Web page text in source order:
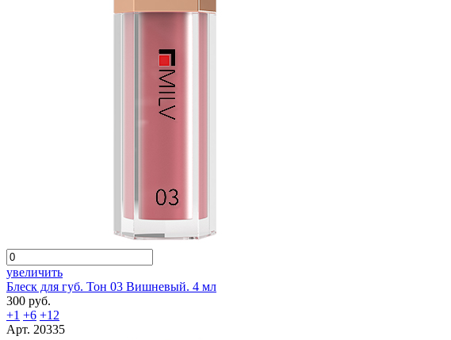
увеличить
Блеск для губ. Тон 03 Вишневый. 4 мл
300 руб.
+1 +6 +12
Арт. 20335